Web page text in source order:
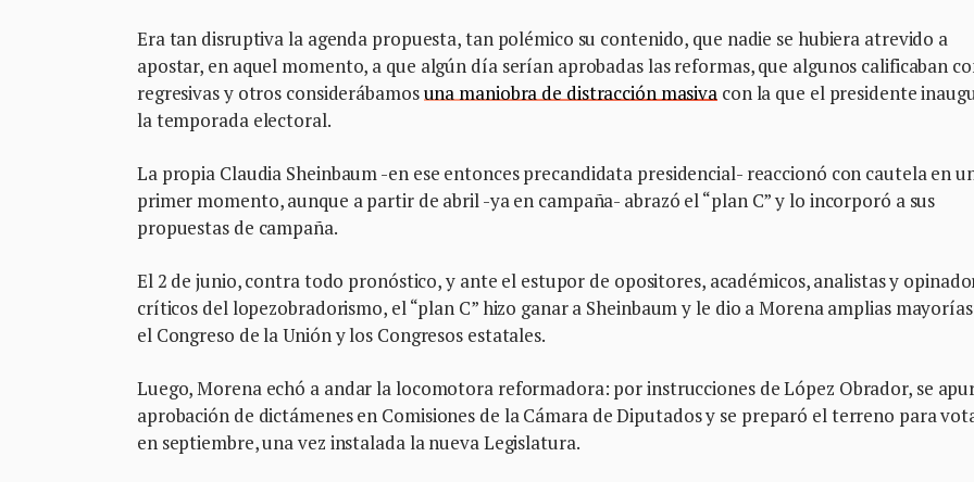
Era tan disruptiva la agenda propuesta, tan polémico su contenido, que nadie se hubiera atrevido a
apostar, en aquel momento, a que algún día serían aprobadas las reformas, que algunos calificaban
regresivas y otros considerábamosuna maniobra de distracción masiva con la que el presidente
la temporada electoral.
La propia Claudia Sheinbaum -en ese entonces precandidata presidencial- reaccionó con cautela en
primer momento, aunque a partir de abril -ya en campaña- abrazó el “plan C” y lo incorporó a sus
propuestas de campaña.
El 2 de junio, contra todo pronóstico, y ante el estupor de opositores, académicos, analistas y
críticos del lopezobradorismo, el “plan C” hizo ganar a Sheinbaum y le dio a Morena amplias
el Congreso de la Unión y los Congresos estatales.
Luego, Morena echó a andar la locomotora reformadora: por instrucciones de López Obrador, se
aprobación de dictámenes en Comisiones de la Cámara de Diputados y se preparó el terreno para
en septiembre, una vez instalada la nueva Legislatura.